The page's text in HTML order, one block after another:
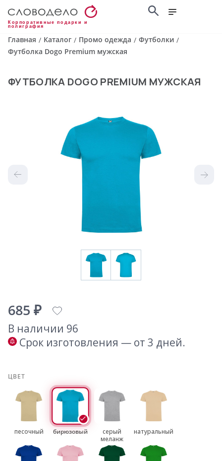
Корпоративные подарки и
полиграфия
Главная / Каталог / Промо одежда / Футболки /
Футболка Dogo Premium мужская
ФУТБОЛКА DOGO PREMIUM МУЖСКАЯ
685 ₽
В наличии 96
Срок изготовления — от 3 дней.
ЦВЕТ
песочный бирюзовый
серый
меланж
натуральный